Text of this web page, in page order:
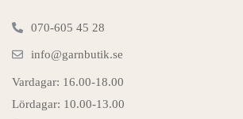
070-605 45 28
info@garnbutik.se
Vardagar: 16.00-18.00
Lördagar: 10.00-13.00